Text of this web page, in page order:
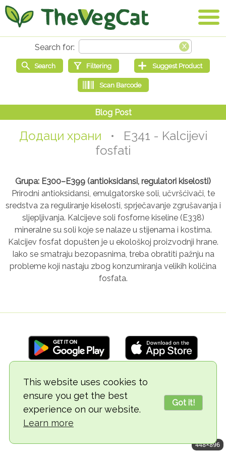
This website uses cookies to
ensure you get the best
experience on our website.
Learn more
Got it!
Додаци храни • E341 - Kalcijevi
fosfati
Grupa: E300–E399 (antioksidansi, regulatori kiselosti)
Prirodni antioksidansi, emulgatorske soli, učvršćivači, te
sredstva za reguliranje kiselosti, sprječavanje zgrušavanja i
sljepljivanja. Kalcijeve soli fosforne kiseline (E338)
mineralne su soli koje se nalaze u stijenama i kostima.
Kalcijev fosfat dopušten je u ekološkoj proizvodnji hrane.
Iako se smatraju bezopasnima, treba obratiti pažnju na
probleme koji nastaju zbog konzumiranja velikih količina
fosfata.
© 2018-2026 TheVegCat